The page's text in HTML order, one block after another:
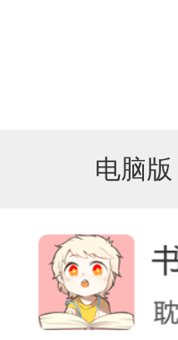
电脑版